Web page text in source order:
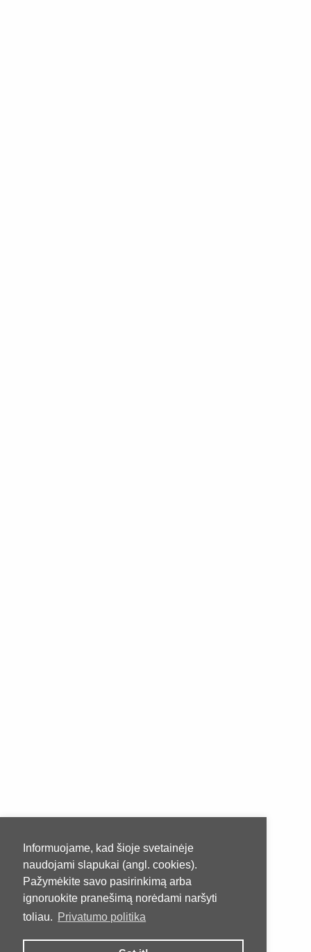
Informuojame, kad šioje svetainėje
naudojami slapukai (angl. cookies).
Pažymėkite savo pasirinkimą arba
ignoruokite pranešimą norėdami naršyti
toliau. Privatumo politika